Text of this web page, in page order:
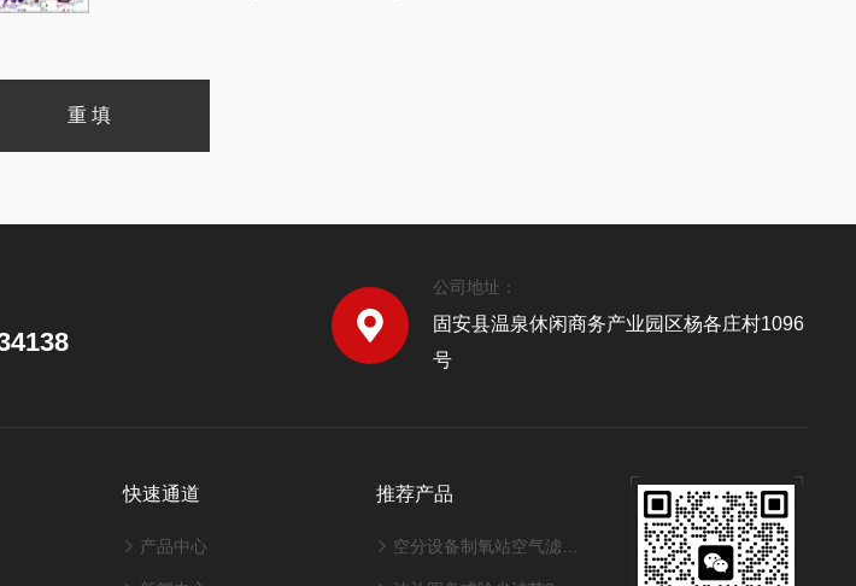
公司地址：
固安县温泉休闲商务产业园区杨各庄村1096
号
快速通道
产品中心
推荐产品
空分设备制氧站空气滤筒320*1000mm